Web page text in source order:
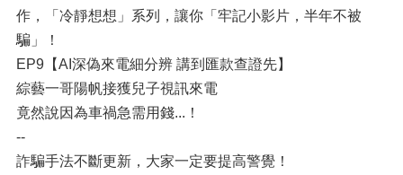
作，「冷靜想想」系列，讓你「牢記小影片，半年不被
騙」！
EP9【AI深偽來電細分辨 講到匯款查證先】
綜藝一哥陽帆接獲兒子視訊來電
竟然說因為車禍急需用錢...！
--
詐騙手法不斷更新，大家一定要提⾼警覺！